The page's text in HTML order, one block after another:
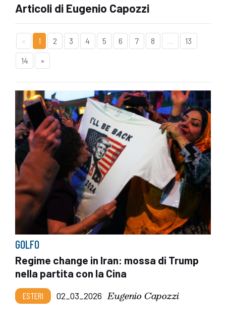
Articoli di Eugenio Capozzi
« 1 2 3 4 5 6 7 8 13
14 »
GOLFO
Regime change in Iran: mossa di Trump
nella partita con la Cina
ESTERI 02_03_2026 Eugenio Capozzi